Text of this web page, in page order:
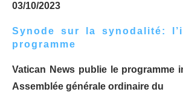
03/10/2023
Synode sur la synodalité:
programme
Vatican News publie le programme
Assemblée générale ordinaire du